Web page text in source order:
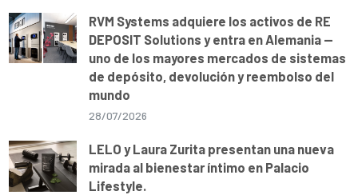
RVM Systems adquiere los activos de RE
DEPOSIT Solutions y entra en Alemania —
uno de los mayores mercados de sistemas
de depósito, devolución y reembolso del
mundo
28/07/2026
LELO y Laura Zurita presentan una nueva
mirada al bienestar íntimo en Palacio
Lifestyle.